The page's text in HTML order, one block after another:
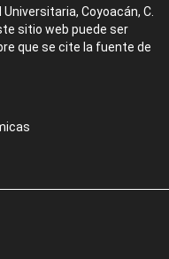
Coyoacán, C.
sitio web puede ser
que se cite la fuente de